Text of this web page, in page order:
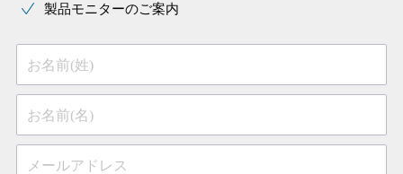
製品モニターのご案内
お名前(姓)
お名前(名)
メールアドレス